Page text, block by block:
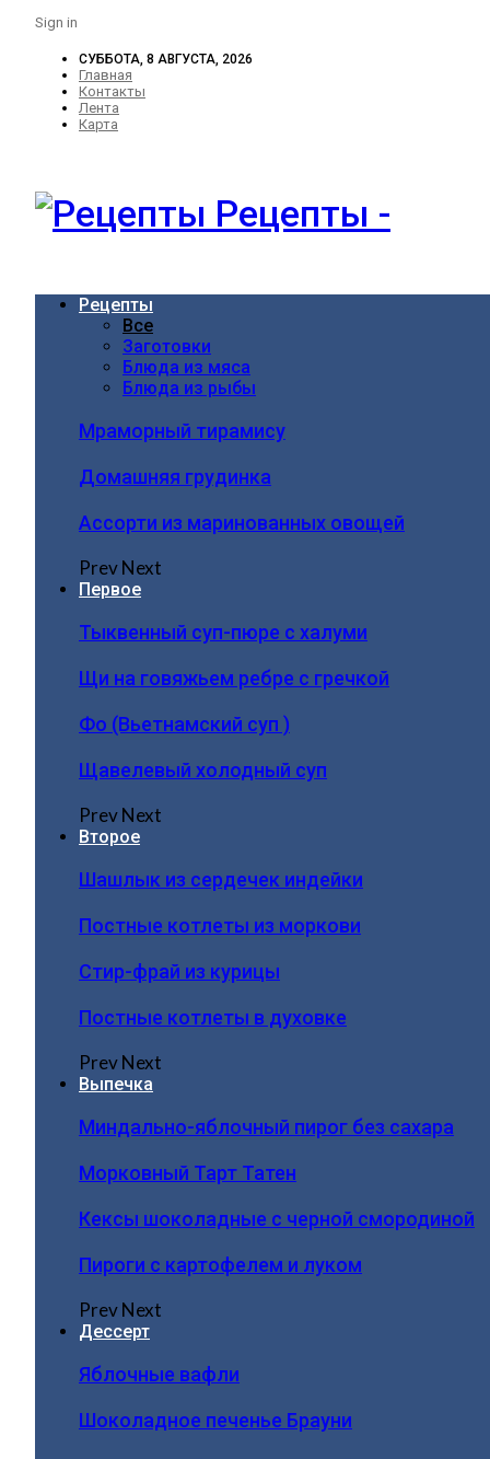
Sign in
СУББОТА, 8 АВГУСТА, 2026
Главная
Контакты
Лента
Карта
Рецепты -
Рецепты
Все
Заготовки
Блюда из мяса
Блюда из рыбы
Мраморный тирамису
Домашняя грудинка
Ассорти из маринованных овощей
PrevNext
Первое
Тыквенный суп-пюре с халуми
Щи на говяжьем ребре с гречкой
Фо (Вьетнамский суп )
Щавелевый холодный суп
PrevNext
Второе
Шашлык из сердечек индейки
Постные котлеты из моркови
Стир-фрай из курицы
Постные котлеты в духовке
PrevNext
Выпечка
Миндально-яблочный пирог без сахара
Морковный Тарт Татен
Кексы шоколадные с черной смородиной
Пироги c картофелем и луком
PrevNext
Дессерт
Яблочные вафли
Шоколадное печенье Брауни